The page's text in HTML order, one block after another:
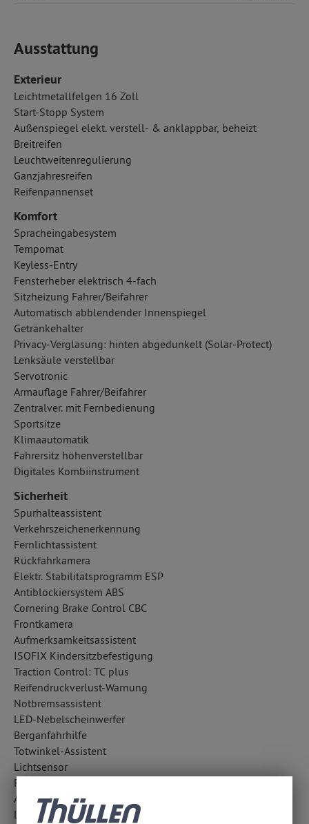
Ausstattung
Exterieur
Leichtmetallfelgen 16 Zoll
Start-Stopp System
Außenspiegel elekt. verstell- & anklappbar, beheizt
Breitreifen
Leuchtweitenregulierung
Ganzjahresreifen
Reifenpannenset
Komfort
Spracheingabesystem
Tempomat
Keyless-Entry
Fensterheber elektrisch 4-fach
Sitzheizung Fahrer/Beifahrer
Automatisch abblendender Innenspiegel
Getränkehalter
Privacy-Verglasung: hinten abgedunkelt (Solar-Protect)
Lenksäule verstellbar
Servotronic
Armauflage Fahrer/Beifahrer
Zentralver. mit Fernbedienung
Sportsitze
Klimaautomatik
Fahrersitz höhenverstellbar
Digitales Kombiinstrument
Sicherheit
Spurhalteassistent
Verkehrszeichenerkennung
Fernlichtassistent
Rückfahrkamera
Elektr. Stabilitätsprogramm ESP
Antiblockiersystem ABS
Cornering Brake Control CBC
Frontkamera
Aufmerksamkeitsassistent
ISOFIX Kindersitzbefestigung
Traction Control: TC plus
Reifendruckverlust-Warnung
Notbremsassistent
LED-Nebelscheinwerfer
Berganfahrhilfe
Totwinkel-Assistent
Lichtsensor
Regensensor
Abbiegelicht
LED-Tagfahrlicht